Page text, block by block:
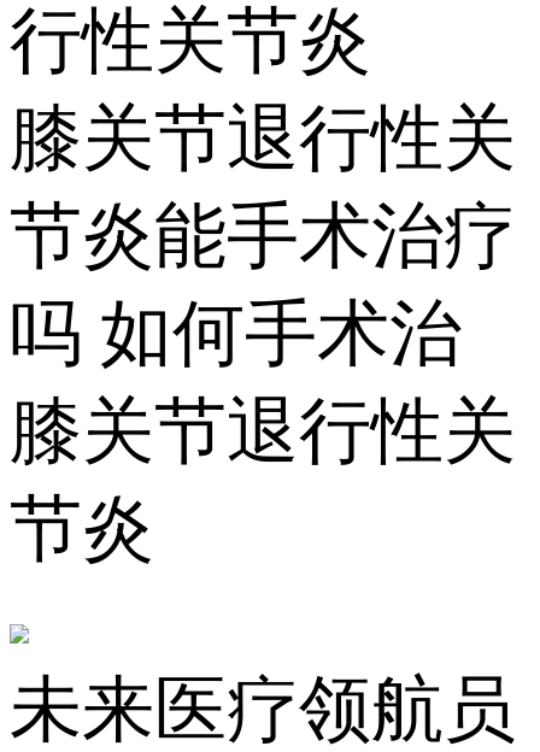
行性关节炎
膝关节退行性关
节炎能手术治疗
吗 如何手术治
膝关节退行性关
节炎
未来医疗领航员